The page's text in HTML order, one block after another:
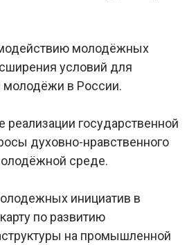
молодёжных
условий для
молодёжи в России.
реализации государственной
духовно-нравственного
среде.
инициатив в
по развитию
на промышленной